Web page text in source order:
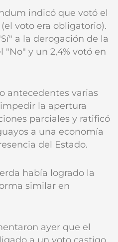
indicó que votó el
voto era obligatorio).
a la derogación de la
"No" y un 2,4% votó en
antecedentes varias
la apertura
parciales y ratificó
a una economía
del Estado.
había logrado la
similar en
ayer que el
a un voto castigo